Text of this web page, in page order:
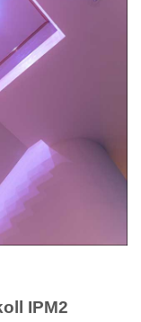
IPM2